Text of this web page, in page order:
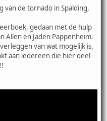
van de tornado in Spalding,
gedaan met de hulp
Allen en Jaden Pappenheim.
van wat mogelijk is,
aan iedereen die hier deel